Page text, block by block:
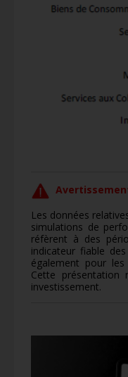
Les données
simulations de
réfèrent à des
indicateur fiable
également pour
Cette
investissement.